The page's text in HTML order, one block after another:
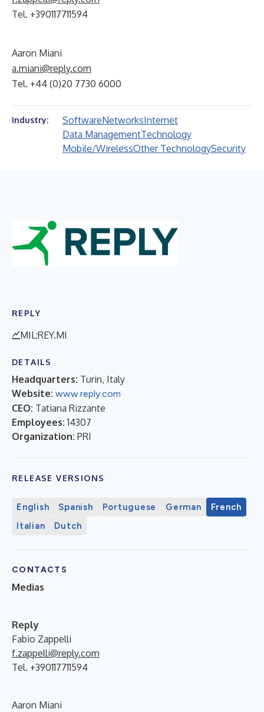
Tel. +390117711594
Aaron Miani
a.miani@reply.com
Tel. +44 (0)20 7730 6000
Industry: SoftwareNetworksInternet
Data ManagementTechnology
Mobile/WirelessOther TechnologySecurity
REPLY
MIL:REY.MI
DETAILS
Headquarters: Turin, Italy
Website: www.reply.com
CEO: Tatiana Rizzante
Employees: 14307
Organization: PRI
RELEASE VERSIONS
English Spanish Portuguese German
French
Italian
Dutch
CONTACTS
Medias
Reply
Fabio Zappelli
f.zappelli@reply.com
Tel. +390117711594
Aaron Miani